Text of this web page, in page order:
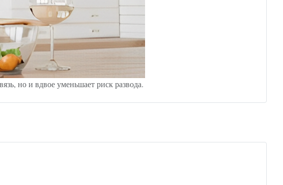
но и вдвое уменьшает риск развода.